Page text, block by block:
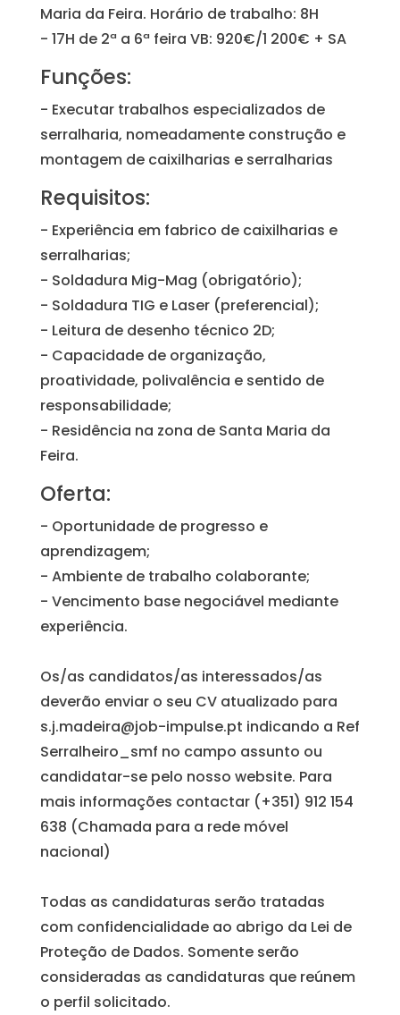
Maria da Feira. Horário de trabalho: 8H
- 17H de 2ª a 6ª feira VB: 920€/1 200€ + SA
Funções:
- Executar trabalhos especializados de
serralharia, nomeadamente construção e
montagem de caixilharias e serralharias
Requisitos:
- Experiência em fabrico de caixilharias e
serralharias;
- Soldadura Mig-Mag (obrigatório);
- Soldadura TIG e Laser (preferencial);
- Leitura de desenho técnico 2D;
- Capacidade de organização,
proatividade, polivalência e sentido de
responsabilidade;
- Residência na zona de Santa Maria da
Feira.
Oferta:
- Oportunidade de progresso e
aprendizagem;
- Ambiente de trabalho colaborante;
- Vencimento base negociável mediante
experiência.
Os/as candidatos/as interessados/as
deverão enviar o seu CV atualizado para
s.j.madeira@job-impulse.pt indicando a Ref
Serralheiro_smf no campo assunto ou
candidatar-se pelo nosso website. Para
mais informações contactar (+351) 912 154
638 (Chamada para a rede móvel
nacional)
Todas as candidaturas serão tratadas
com confidencialidade ao abrigo da Lei de
Proteção de Dados. Somente serão
consideradas as candidaturas que reúnem
o perfil solicitado.